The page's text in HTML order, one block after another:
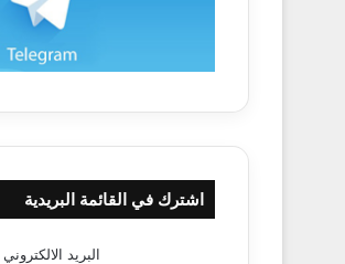
اشترك في القائمة البريدية
البريد الالكتروني